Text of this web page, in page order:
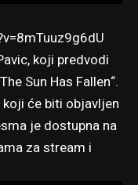
koji predvodi
Sun Has Fallen“.
će biti objavljen
je dostupna na
za stream i